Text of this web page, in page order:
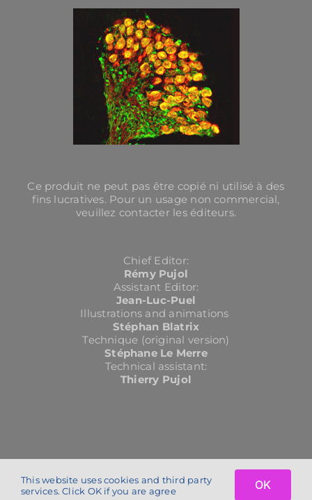
Ce produit ne peut pas être copié ni utilisé à des
fins lucratives. Pour un usage non commercial,
veuillez contacter les éditeurs.
Chief Editor:
Rémy Pujol
Assistant Editor:
Jean-Luc-Puel
Illustrations and animations
Stéphan Blatrix
Technique (original version)
Stéphane Le Merre
Technical assistant:
Thierry Pujol
Copyright 2024 | cochlea.eu | All Rights Reserved | conception :petit
service
This website uses cookies and third party
services. Click OK if you are agree
OK